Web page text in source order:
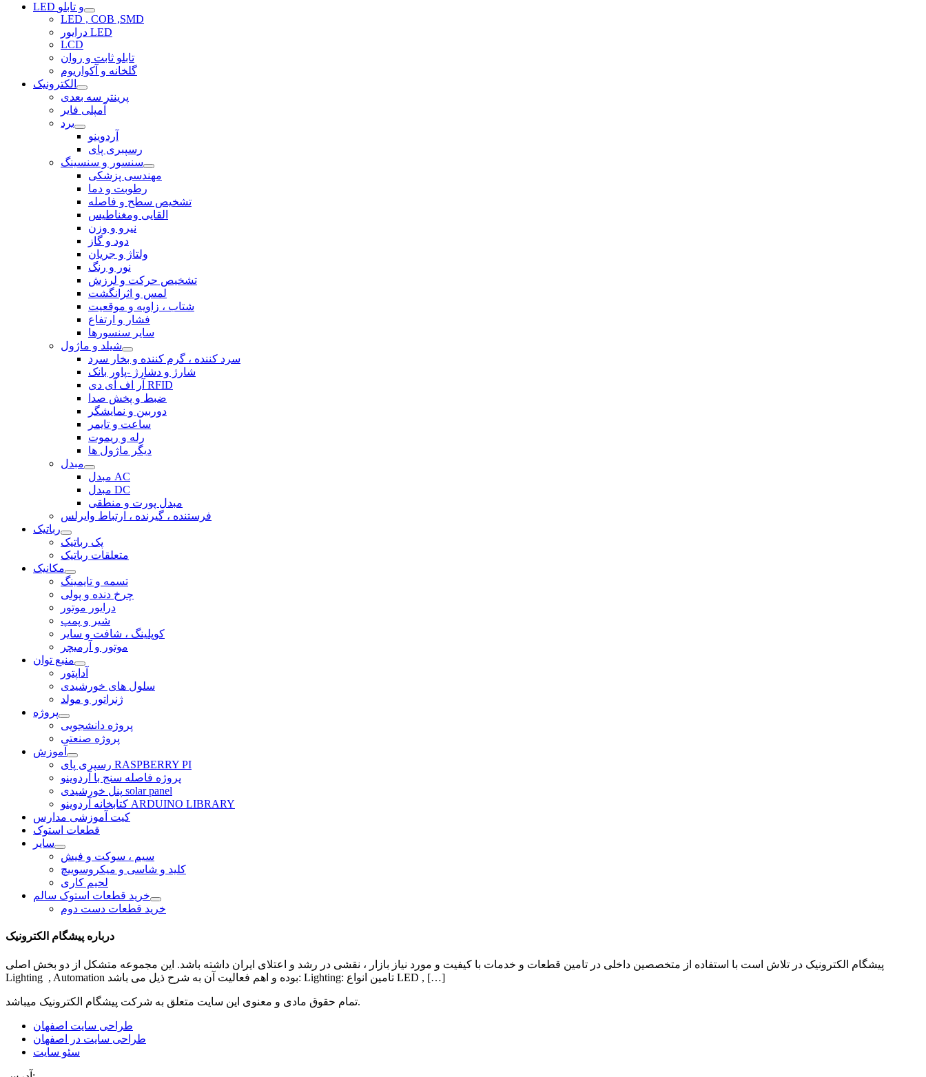
LED و تابلو
LED , COB ,SMD
درایور LED
LCD
تابلو ثابت و روان
گلخانه و آکواریوم
الکترونیک
پرینتر سه بعدی
آمپلی فایر
برد
آردوینو
رسپبری پای
سنسور و سنسینگ
مهندسی پزشکی
رطوبت و دما
تشخیص سطح و فاصله
القایی ومغناطیس
نیرو و وزن
دود و گاز
ولتاژ و جریان
نور و رنگ
تشخیص حرکت و لرزش
لمس و اثرانگشت
شتاب ، زاویه و موقعیت
فشار و ارتفاع
سایر سنسورها
شیلد و ماژول
سرد کننده ، گرم کننده و بخار سرد
شارژ و دشارژ -پاور بانک
آر اف آی دی RFID
ضبط و پخش صدا
دوربین و نمایشگر
ساعت و تایمر
رله و ریموت
دیگر ماژول ها
مبدل
مبدل AC
مبدل DC
مبدل پورت و منطقی
فرستنده ، گیرنده ، ارتباط وایرلس
رباتیک
پک رباتیک
متعلقات رباتیک
مکانیک
تسمه و تایمینگ
چرخ دنده و پولی
درایور موتور
شیر و پمپ
کوپلینگ ، شافت و سایر
موتور و آرمیچر
منبع توان
آداپتور
سلول های خورشیدی
ژنراتور و مولد
پروژه
پروژه دانشجویی
پروژه صنعتی
آموزش
رسپری پای RASPBERRY PI
پروژه فاصله سنج با آردوینو
پنل خورشیدی solar panel
کتابخانه آردوینو ARDUINO LIBRARY
کیت آموزشی مدارس
قطعات استوک
سایر
سیم ، سوکت و فیش
کلید و شاسی و میکروسوییچ
لحیم کاری
خرید قطعات استوک سالم
خرید قطعات دست دوم
درباره پیشگام الکترونیک
پیشگام الکترونیک در تلاش است با استفاده از متخصصین داخلی در تامین قطعات و خدمات با کیفیت و مورد نیاز بازار ، نقشی در رشد و اعتلای ایران داشته باشد. این مجموعه متشکل از دو بخش اصلی
Lighting , Automation بوده و اهم فعالیت آن به شرح ذیل می باشد: Lighting: تامین انواع LED , […]
تمام حقوق مادی و معنوی این سایت متعلق به شرکت پیشگام الکترونیک میباشد.
طراحی سایت اصفهان
طراحی سایت در اصفهان
سئو سایت